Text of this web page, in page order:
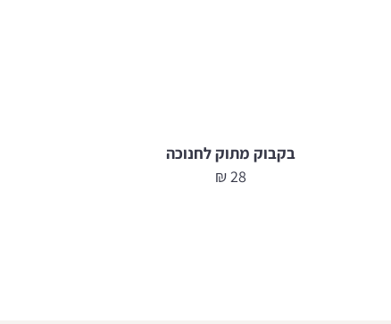
בקבוק מתוק לחנוכה
28
₪